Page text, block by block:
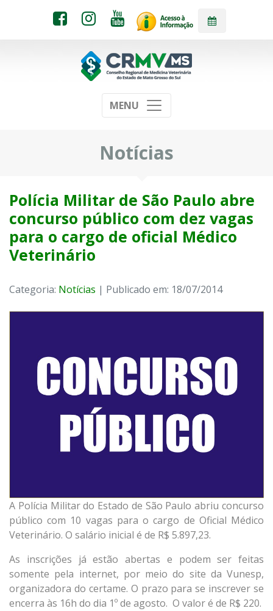
MENU
Notícias
Polícia Militar de São Paulo abre
concurso público com dez vagas
para o cargo de oficial Médico
Veterinário
Categoria: Notícias | Publicado em: 18/07/2014
A Polícia Militar do Estado de São Paulo abriu concurso
público com 10 vagas para o cargo de Oficial Médico
Veterinário. O salário inicial é de R$ 5.897,23.
As inscrições já estão abertas e podem ser feitas
somente pela internet, por meio do site da Vunesp,
organizadora do certame. O prazo para se inscrever se
encerra às 16h do dia 1º de agosto. O valor é de R$ 220.